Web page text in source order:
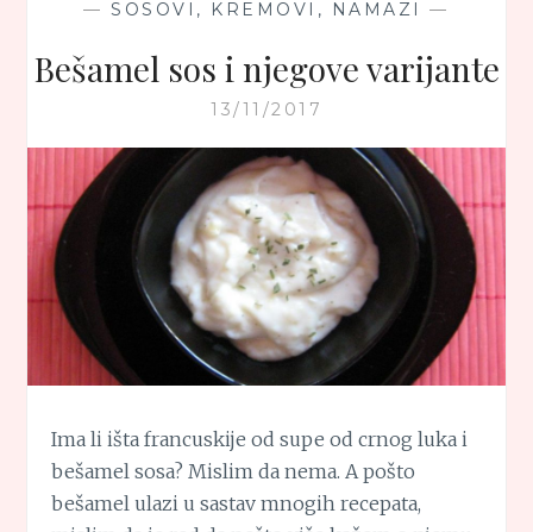
—SOSOVI, KREMOVI, NAMAZI —
Bešamel sos i njegove varijante
13/11/2017
Ima li išta francuskije od supe od crnog luka i
bešamel sosa? Mislim da nema. A pošto
bešamel ulazi u sastav mnogih recepata,